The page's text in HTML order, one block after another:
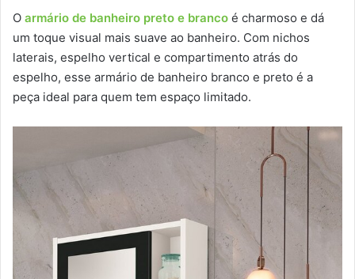
O armário de banheiro preto e branco é charmoso e dá
um toque visual mais suave ao banheiro. Com nichos
laterais, espelho vertical e compartimento atrás do
espelho, esse armário de banheiro branco e preto é a
peça ideal para quem tem espaço limitado.